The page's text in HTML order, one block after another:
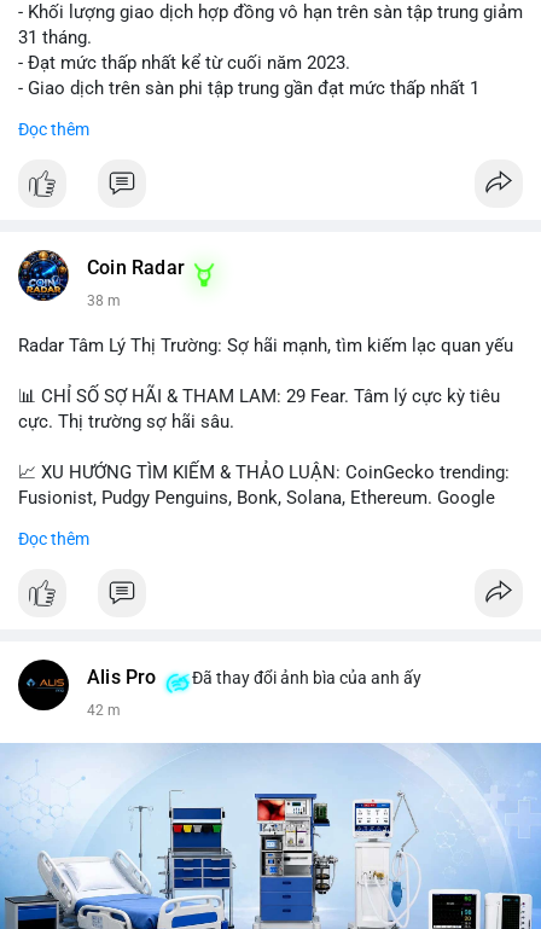
- Khối lượng giao dịch hợp đồng vô hạn trên sàn tập trung giảm
31 tháng.
- Đạt mức thấp nhất kể từ cuối năm 2023.
- Giao dịch trên sàn phi tập trung gần đạt mức thấp nhất 1
#vlikevn #titanbot
Đọc thêm
Coin Radar
38 m
Radar Tâm Lý Thị Trường: Sợ hãi mạnh, tìm kiếm lạc quan yếu
📊 CHỈ SỐ SỢ HÃI & THAM LAM: 29 Fear. Tâm lý cực kỳ tiêu
cực. Thị trường sợ hãi sâu.
📈 XU HƯỚNG TÌM KIẾM & THẢO LUẬN: CoinGecko trending:
Fusionist, Pudgy Penguins, Bonk, Solana, Ethereum. Google
tiêu, vũ khí hạt nhân, đội tuyển Brasil, cúp U20 Châu Á.
UFC 310, Premier League, Champions League, NCAA Football,
MrBeast, Google. Binance Square: nhiều post về lệnh long, lợi
nhuận, $HFT/$SKYAI, $RIVER, $WLD, $ALLO, Top trader 30
💬 DÒNG CHẢY TIN TỨC & TRUYỀN THÔNG: Telegram
CoinTelegraph: Saylor nói Bitcoin không cần rõ ràng, Mỹ cần
rõ ràng; CEX futures volume giảm xuống $4 tỷ trong tháng 7,
thấp nhất từ tháng 12/2023; Prophet Market ra mắt thị trường
dự đoán human vs AI; Trump nói crypto làเรื่อง lớn, người dùng
Đọc thêm
Alis Pro Đã thay đổi ảnh bìa của anh ấy
42 m